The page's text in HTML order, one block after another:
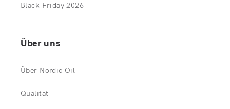
Black Friday 2026
Über uns
Über Nordic Oil
Qualität